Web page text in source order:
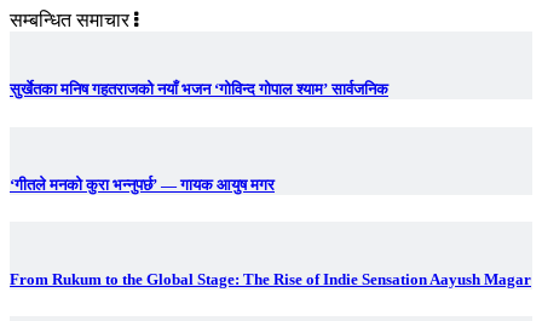
सम्बन्धित समाचार
सुर्खेतका मनिष गहतराजको नयाँ भजन ‘गोविन्द गोपाल श्याम’ सार्वजनिक
‘गीतले मनको कुरा भन्नुपर्छ’ — गायक आयुष मगर
From Rukum to the Global Stage: The Rise of Indie Sensation Aayush Magar